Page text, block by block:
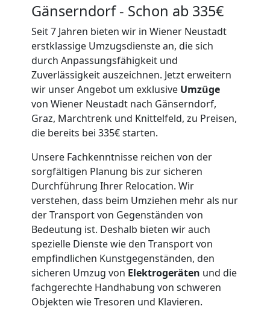
Gänserndorf - Schon ab 335€
Seit 7 Jahren bieten wir in Wiener Neustadt
erstklassige Umzugsdienste an, die sich
durch Anpassungsfähigkeit und
Zuverlässigkeit auszeichnen. Jetzt erweitern
wir unser Angebot um exklusive Umzüge
von Wiener Neustadt nach Gänserndorf,
Graz, Marchtrenk und Knittelfeld, zu Preisen,
die bereits bei 335€ starten.
Unsere Fachkenntnisse reichen von der
sorgfältigen Planung bis zur sicheren
Durchführung Ihrer Relocation. Wir
verstehen, dass beim Umziehen mehr als nur
der Transport von Gegenständen von
Bedeutung ist. Deshalb bieten wir auch
spezielle Dienste wie den Transport von
empfindlichen Kunstgegenständen, den
sicheren Umzug von Elektrogeräten und die
fachgerechte Handhabung von schweren
Objekten wie Tresoren und Klavieren.